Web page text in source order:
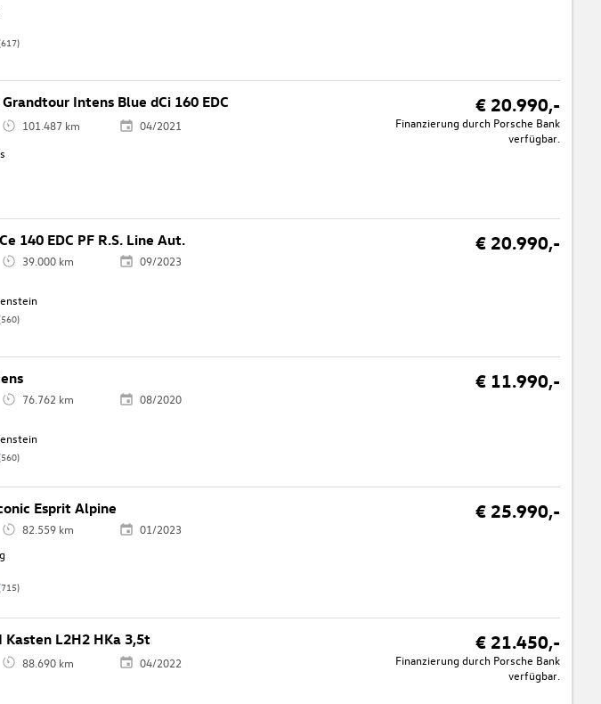
Intens Blue dCi 160 EDC € 20.990,-
Finanzierung durch Porsche Bank
verfügbar.
101.487 km
04/2021
140 EDC PF R.S. Line Aut. € 20.990,-
39.000 km
09/2023
€ 11.990,-
76.762 km
08/2020
Esprit Alpine € 25.990,-
82.559 km
01/2023
L2H2 HKa 3,5t € 21.450,-
Finanzierung durch Porsche Bank
verfügbar.
88.690 km
04/2022